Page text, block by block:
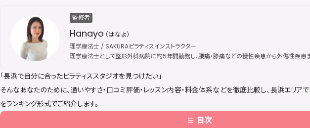
監修者
Hanayo （はなよ）
理学療法士 / SAKURAピラティスインストラクター
理学療法士として整形外科病院に約5年間勤務し、腰痛・膝痛などの慢性疾患から外傷性疾患
スにてインストラクターとして活動。医療現場で培った解剖学・運動療法の専門知識を土台に
な姿勢改善・疼痛ケアを提供している。出勤枠は公開後すぐに満員となることが多く、キャンセ
誇る。
「長浜で自分に合ったピラティススタジオを見つけたい」
そんなあなたのために、通いやすさ・口コミ評価・レッスン内容・料金体系などを徹底比較し、長浜エリア
をランキング形式でご紹介します。
目次